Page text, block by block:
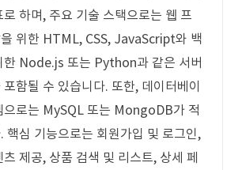
하며, 주요 기술 스택으로는 웹 프
위한 HTML, CSS, JavaScript와 백
한 Node.js 또는 Python과 같은 서버
함될 수 있습니다. 또한, 데이터베이
으로는 MySQL 또는 MongoDB가 적
핵심 기능으로는 회원가입 및 로그인,
제공, 상품 검색 및 리스트, 상세 페